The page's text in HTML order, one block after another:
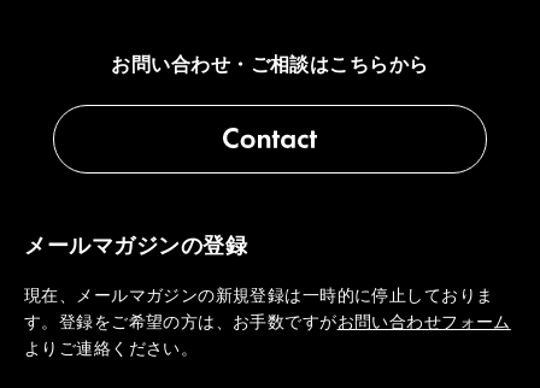
お問い合わせ・ご相談はこちらから
メールマガジンの登録
現在、メールマガジンの新規登録は一時的に停止しておりま
す。登録をご希望の方は、お手数ですがお問い合わせフォーム
よりご連絡ください。